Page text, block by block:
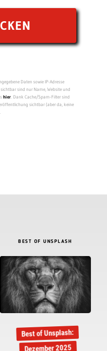
Daten sowie IP-Adresse
sind nur Name, Website und
hier. Dank Cache/Spam-Filter sind
sichtbar (aber da, keine
BEST OF UNSPLASH
Best of Unsplash:
Dezember 2025